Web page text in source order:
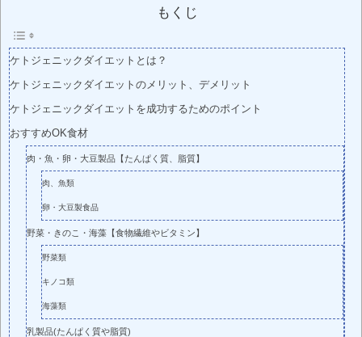
もくじ
ケトジェニックダイエットとは？
ケトジェニックダイエットのメリット、デメリット
ケトジェニックダイエットを成功するためのポイント
おすすめOK食材
肉・魚・卵・大豆製品【たんぱく質、脂質】
肉、魚類
卵・大豆製食品
野菜・きのこ・海藻【食物繊維やビタミン】
野菜類
キノコ類
海藻類
乳製品(たんぱく質や脂質)